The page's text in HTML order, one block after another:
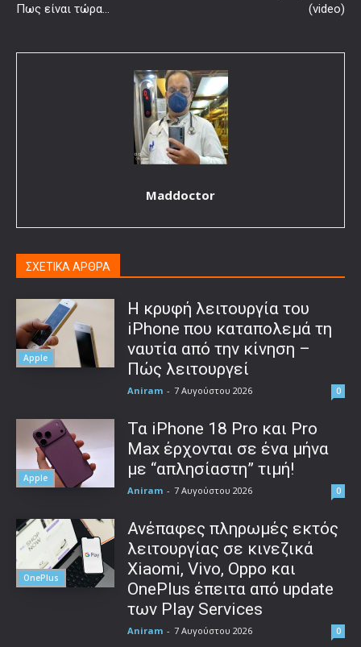
Πως είναι τώρα…
(video)
Maddoctor
ΣΧΕΤΙΚΑ ΑΡΘΡΑ
Apple
Η κρυφή λειτουργία του
iPhone που καταπολεμά τη
ναυτία από την κίνηση –
Πώς λειτουργεί
Aniram - 7 Αυγούστου 2026 0
Apple
Τα iPhone 18 Pro και Pro
Max έρχονται σε ένα μήνα
με “απλησίαστη” τιμή!
Aniram - 7 Αυγούστου 2026 0
OnePlus
Ανέπαφες πληρωμές εκτός
λειτουργίας σε κινεζικά
Xiaomi, Vivo, Oppo και
OnePlus έπειτα από update
των Play Services
Aniram - 7 Αυγούστου 2026 0